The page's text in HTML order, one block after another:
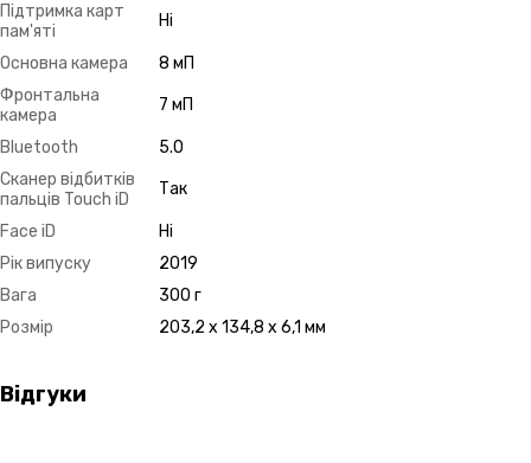
Підтримка карт
пам'яті
Ні
Основна камера
8 мП
Фронтальна
камера
7 мП
Bluetooth
5.0
Сканер відбитків
пальців Touch iD
Так
Face iD
Ні
Рік випуску
2019
Вага
300 г
Розмір
203,2 x 134,8 x 6,1 мм
Відгуки